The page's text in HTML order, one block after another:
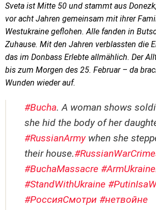
Sveta ist Mitte 50 und stammt aus
vor acht Jahren gemeinsam mit ihrer
Westukraine geflohen. Alle fanden in
Zuhause. Mit den Jahren verblassten die
das im Donbass Erlebte allmählich. Der
bis zum Morgen des 25. Februar – da
Wunden wieder auf.
#Bucha. A woman shows
she hid the body of her
#RussianArmywhen she
their house.
#BuchaMassacre
#StandWithUkraine
#РоссияСмотри #нетвойне